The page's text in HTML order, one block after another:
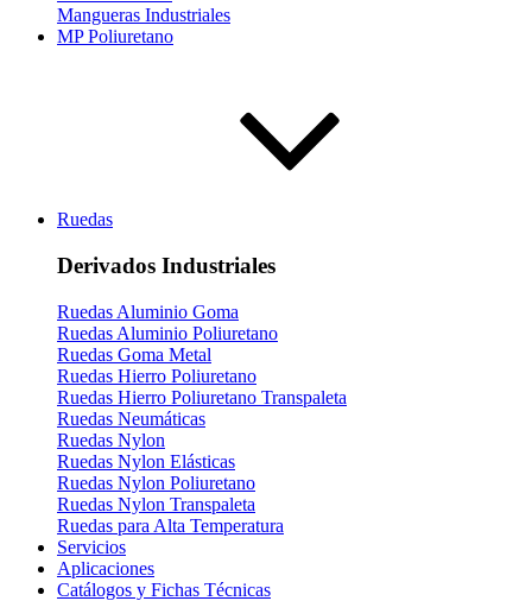
Mangueras Industriales
MP Poliuretano
Ruedas
Derivados Industriales
Ruedas Aluminio Goma
Ruedas Aluminio Poliuretano
Ruedas Goma Metal
Ruedas Hierro Poliuretano
Ruedas Hierro Poliuretano Transpaleta
Ruedas Neumáticas
Ruedas Nylon
Ruedas Nylon Elásticas
Ruedas Nylon Poliuretano
Ruedas Nylon Transpaleta
Ruedas para Alta Temperatura
Servicios
Aplicaciones
Catálogos y Fichas Técnicas